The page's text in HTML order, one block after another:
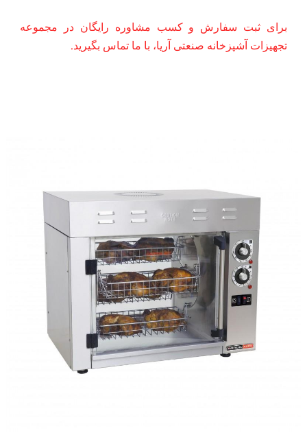
برای ثبت سفارش و کسب مشاوره رایگان در مجموعه
تجهیزات آشپزخانه صنعتی آریا، با ما تماس بگیرید.